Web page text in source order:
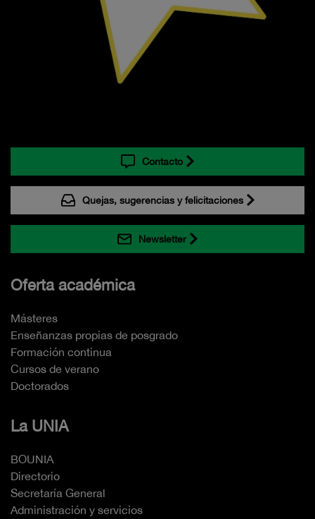
Contacto
Quejas, sugerencias y felicitaciones
Newsletter
Oferta académica
Másteres
Enseñanzas propias de posgrado
Formación continua
Cursos de verano
Doctorados
La UNIA
BOUNIA
Directorio
Secretaría General
Administración y servicios